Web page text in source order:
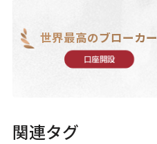
世界最高のブローカー
口座開設
関連タグ